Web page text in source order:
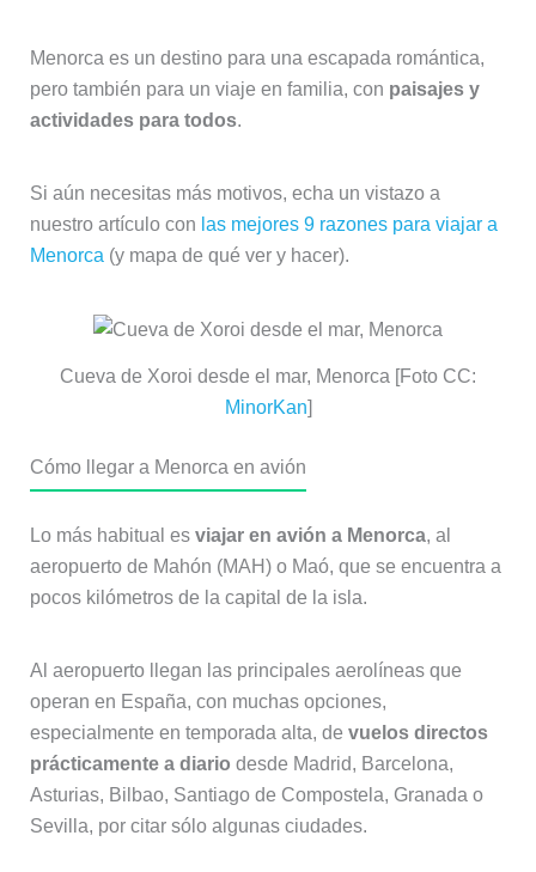
Menorca es un destino para una escapada romántica,
pero también para un viaje en familia, con paisajes y
actividades para todos.
Si aún necesitas más motivos, echa un vistazo a
nuestro artículo con las mejores 9 razones para viajar a
Menorca (y mapa de qué ver y hacer).
Cueva de Xoroi desde el mar, Menorca [Foto CC:
MinorKan]
Cómo llegar a Menorca en avión
Lo más habitual es viajar en avión a Menorca, al
aeropuerto de Mahón (MAH) o Maó, que se encuentra a
pocos kilómetros de la capital de la isla.
Al aeropuerto llegan las principales aerolíneas que
operan en España, con muchas opciones,
especialmente en temporada alta, de vuelos directos
prácticamente a diario desde Madrid, Barcelona,
Asturias, Bilbao, Santiago de Compostela, Granada o
Sevilla, por citar sólo algunas ciudades.